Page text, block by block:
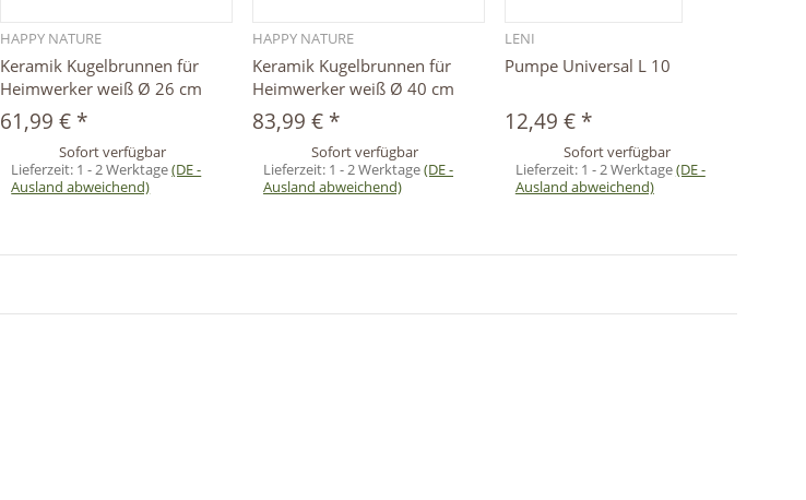
Schnellkauf
HAPPY NATURE
Keramik Kugelbrunnen für
Heimwerker weiß Ø 26 cm
61,99 € *
Sofort verfügbar
Lieferzeit: 1 - 2 Werktage(DE -
Ausland abweichend)
Schnellkauf
HAPPY NATURE
Keramik Kugelbrunnen für
Heimwerker weiß Ø 40 cm
83,99 € *
Sofort verfügbar
Lieferzeit: 1 - 2 Werktage(DE -
Ausland abweichend)
LENI
Pumpe Universal L 10
12,49 € *
Sofort verfügbar
Lieferzeit: 1 - 2 Werktage(DE -
Ausland abweichend)